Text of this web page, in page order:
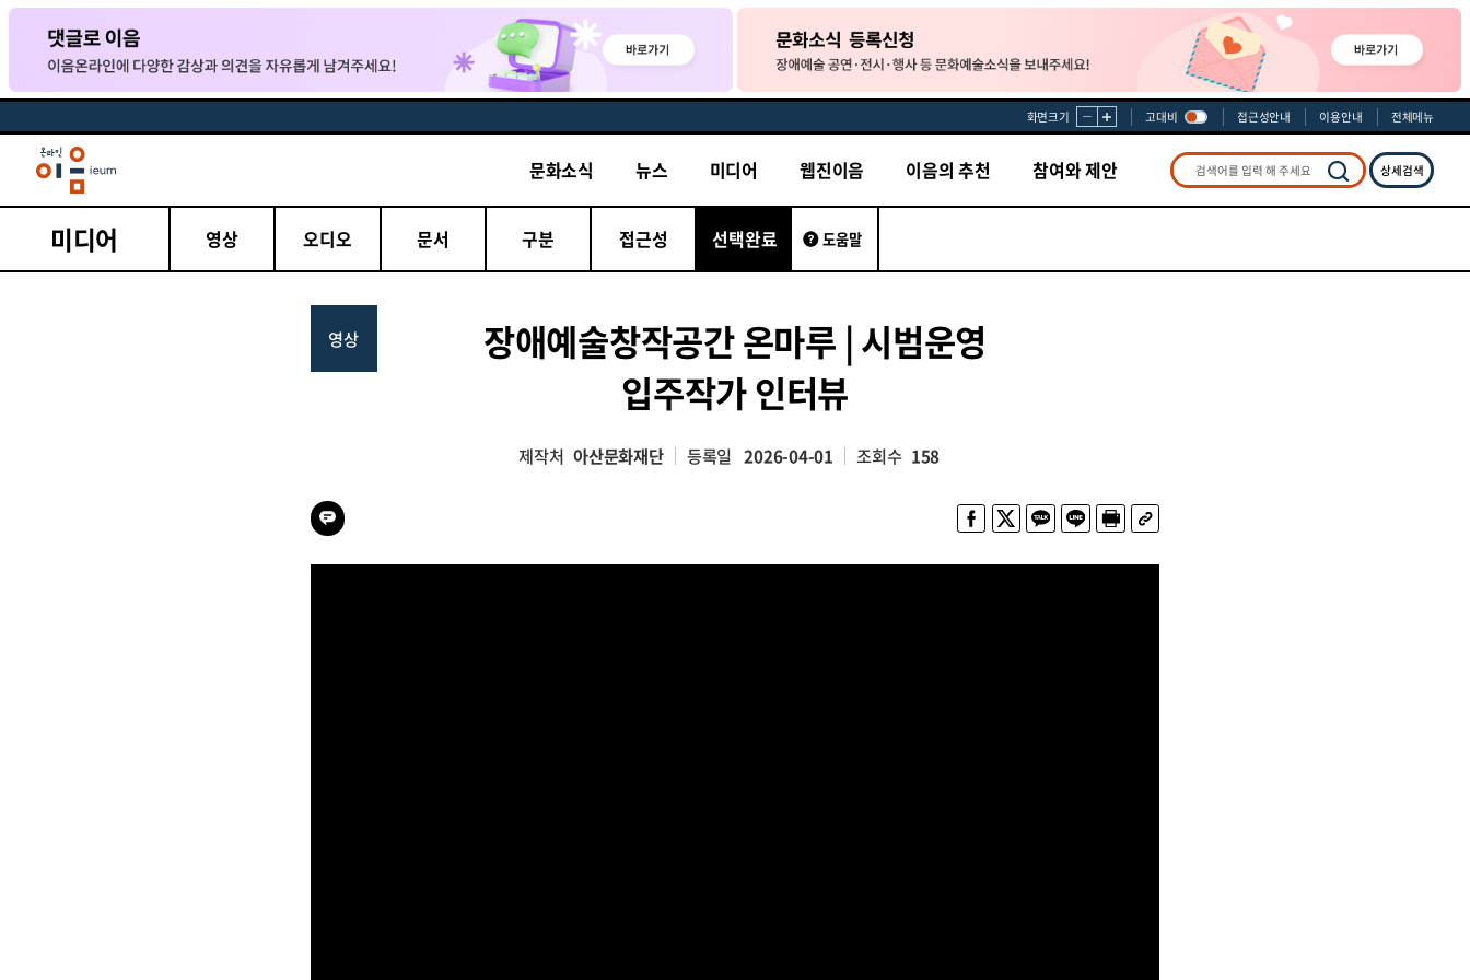
화면크기 고대비 접근성안내 이용안내 전체메뉴
문화소식 뉴스 미디어 웹진이음 이음의 추천 참여와 제안 검색 상세검색
미디어 영상 오디오 문서 구분 접근성 선택완료 도움말
영상
장애예술창작공간 온마루 | 시범운영
입주작가 인터뷰
제작처 아산문화재단 등록일 2026-04-01 조회수 158